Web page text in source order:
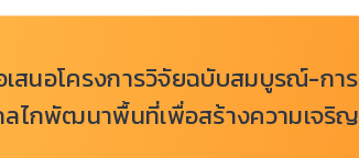
สนอโครงการวิจัยฉบับสมบูรณ์-ก
ไกพัฒนาพื้นที่เพื่อสร้างความเจริ